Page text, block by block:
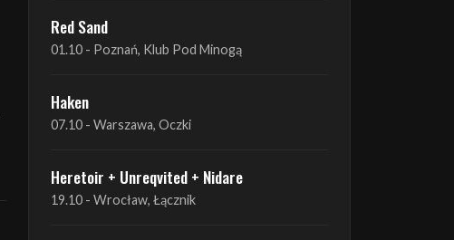
Haken
07.10 - Warszawa, Oczki
Heretoir + Unreqvited + Nidare
19.10 - Wrocław, Łącznik
THE SISTERS OF MERCY
22.10 - Wrocław, A2 - Centrum Koncertowe